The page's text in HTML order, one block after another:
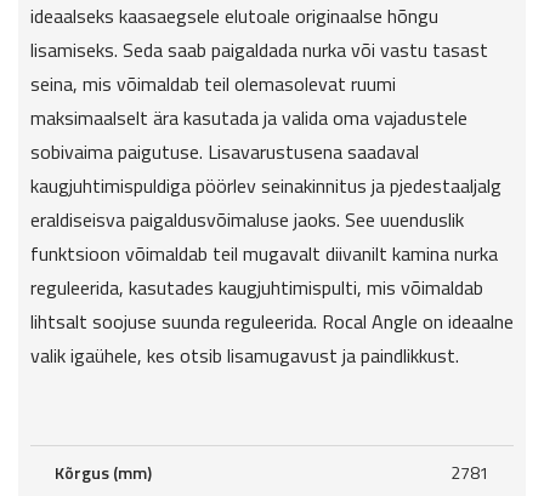
ideaalseks kaasaegsele elutoale originaalse hõngu
lisamiseks. Seda saab paigaldada nurka või vastu tasast
seina, mis võimaldab teil olemasolevat ruumi
maksimaalselt ära kasutada ja valida oma vajadustele
sobivaima paigutuse. Lisavarustusena saadaval
kaugjuhtimispuldiga pöörlev seinakinnitus ja pjedestaaljalg
eraldiseisva paigaldusvõimaluse jaoks. See uuenduslik
funktsioon võimaldab teil mugavalt diivanilt kamina nurka
reguleerida, kasutades kaugjuhtimispulti, mis võimaldab
lihtsalt soojuse suunda reguleerida. Rocal Angle on ideaalne
valik igaühele, kes otsib lisamugavust ja paindlikkust.
Kõrgus (mm) 2781